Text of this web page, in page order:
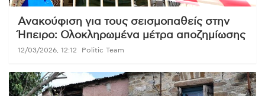
Ανακούφιση για τους σεισμοπαθείς στην
Ήπειρο: Ολοκληρωμένα μέτρα αποζημίωσης
12/03/2026, 12:12 Politic Team